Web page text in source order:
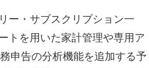
ー・サブスクリプション一
トを用いた家計管理や専用ア
申告の分析機能を追加する予